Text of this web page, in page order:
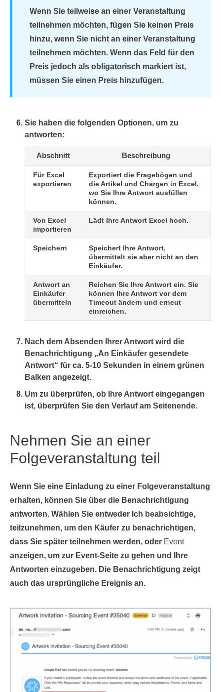
Wenn Sie teilweise an einer Veranstaltung
teilnehmen möchten, fügen Sie keinen Preis
hinzu, wenn Sie nicht an einer Veranstaltung
teilnehmen möchten. Wenn das Feld für den
Preis jedoch als obligatorisch markiert ist,
müssen Sie einen Preis hinzufügen.
Sie haben die folgenden Optionen, um zu
antworten:
Abschnitt Beschreibung
Für Excel
exportieren
Exportiert die Fragebögen und
die Artikel und Chargen in Excel,
wo Sie Ihre Antwort ausfüllen
können.
Von Excel
importieren
Lädt Ihre Antwort Excel hoch.
Speichern
Speichert Ihre Antwort,
übermittelt sie aber nicht an den
Einkäufer.
Antwort an
Einkäufer
übermitteln
Reichen Sie Ihre Antwort ein. Sie
können Ihre Antwort vor dem
Timeout ändern und erneut
einreichen.
Nach dem Absenden Ihrer Antwort wird die
Benachrichtigung „An Einkäufer gesendete
Antwort“ für ca. 5-10 Sekunden in einem grünen
Balken angezeigt.
Um zu überprüfen, ob Ihre Antwort eingegangen
ist, überprüfen Sie den Verlaufam Seitenende.
Nehmen Sie an einer
Folgeveranstaltung teil
Wenn Sie eine Einladung zu einer Folgeveranstaltung
erhalten, können Sie über die Benachrichtigung
antworten. Wählen Sie entweder Ich beabsichtige,
teilzunehmen, um den Käufer zu benachrichtigen,
dass Sie später teilnehmen werden, oder Event
anzeigen, um zur Event-Seite zu gehen und Ihre
Antworten einzugeben. Die Benachrichtigung zeigt
auch das ursprüngliche Ereignis an.